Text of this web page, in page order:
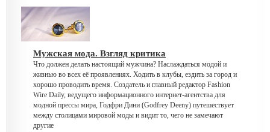
Мужская мода. Взгляд критика
Что должен делать настоящий мужчина? Наслаждаться модой и
жизнью во всех её проявлениях. Ходить в клубы, ездить за город и
хорошо проводить время. Создатель и главный редактор Fashion
Wire Daily, ведущего информационного интернет-агентства для
модной прессы мира, Годфри Дини (Godfrey Deeny) путешествует
между столицами мировой моды и видит то, чего не замечают
другие